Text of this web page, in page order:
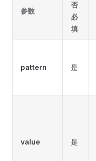
参数
否
必
填
pattern 是
value 是